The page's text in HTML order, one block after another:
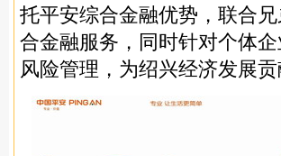
托平安综合金融优势，联合
合金融服务，同时针对个体
风险管理，为绍兴经济发展贡